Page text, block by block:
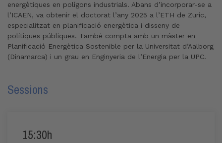
energètiques en polígons industrials. Abans d’incorporar-se a
l’ICAEN, va obtenir el doctorat l’any 2025 a l’ETH de Zuric,
especialitzat en planificació energètica i disseny de
polítiques públiques. També compta amb un màster en
Planificació Energètica Sostenible per la Universitat d’Aalborg
(Dinamarca) i un grau en Enginyeria de l’Energia per la UPC.
Sessions
15:30h